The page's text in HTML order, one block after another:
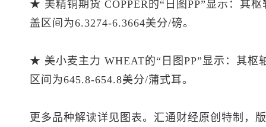
★ 美精铜期货 COPPER的“日图PP”显示：其
盖区间为6.3274-6.3664美分/磅。
★ 美小麦主力 WHEAT的“日图PP”显示：其枢
区间为645.8-654.8美分/蒲式耳。
更多品种解读详见图表。汇通财经原创特制，